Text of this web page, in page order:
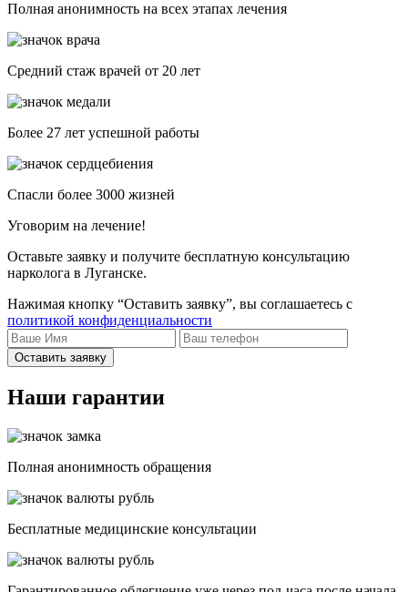
Полная анонимность на всех этапах лечения
Средний стаж врачей от 20 лет
Более 27 лет успешной работы
Спасли более 3000 жизней
Уговорим на лечение!
Оставьте заявку и получите бесплатную консультацию
нарколога в Луганске.
Нажимая кнопку “Оставить заявку”, вы соглашаетесь с
политикой конфиденциальности
Оставить заявку
Наши гарантии
Полная анонимность обращения
Бесплатные медицинские консультации